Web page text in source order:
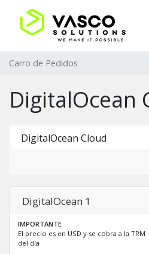
Carro de Pedidos
DigitalOcean
DigitalOcean 1
IMPORTANTE
El precio es en USD y se cobra a la TRM
del día